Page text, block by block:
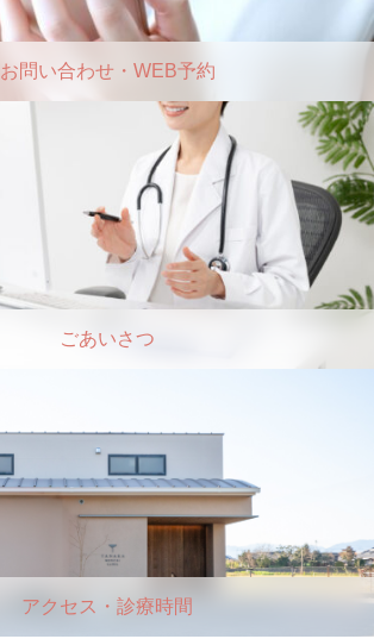
お問い合わせ・WEB予約
ごあいさつ
アクセス・診療時間